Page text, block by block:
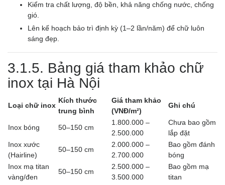
Kiểm tra chất lượng, độ bền, khả năng chống nước, chống
gió.
Lên kế hoạch bảo trì định kỳ (1–2 lần/năm) để chữ luôn
sáng đẹp.
3.1.5. Bảng giá tham khảo chữ
inox tại Hà Nội
Loại chữ inox
Kích thước
trung bình
Giá tham khảo
(VNĐ/m²)
Ghi chú
Inox bóng 50–150 cm
1.800.000 –
2.500.000
Chưa bao gồm
lắp đặt
Inox xước
(Hairline)
50–150 cm
2.000.000 –
2.700.000
Bao gồm đánh
bóng
Inox mạ titan
vàng/đen
50–150 cm
2.500.000 –
3.500.000
Bao gồm mạ
titan